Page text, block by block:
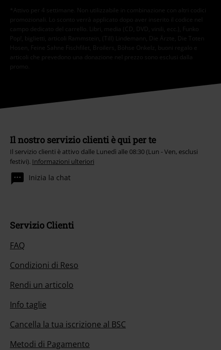
*Attivo per 4 settimane. Non utilizzabile in combinazione con altri codici
promozionali. Lo sconto verrà applicato dopo aver inserito il codice nel
campo dedicato del carrello. Libri, media (CD, DVD, vinili, ecc.), Funko
Pop!, biglietti, articoli Rammstein, (Till) Lindemann, Die Ärzte, Die Toten
Hosen, Feine Sahne Fischfilet, Broilers, Böhse Onkelz, buoni regalo e
articoli che prevedono una donazione nel prezzo sono esclusi dalla
promo.
Il nostro servizio clienti è qui per te
Il servizio clienti è attivo dalle Lunedì alle 08:30 (Lun - Ven, esclusi
festivi). Informazioni ulteriori
Inizia la chat
Servizio Clienti
FAQ
Condizioni di Reso
Rendi un articolo
Info taglie
Cancella la tua iscrizione al BSC
Metodi di Pagamento